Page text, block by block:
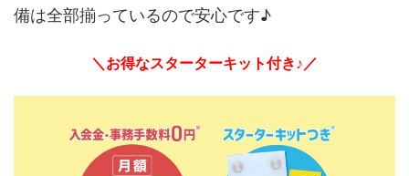
備は全部揃っているので安心です♪
＼お得なスターターキット付き♪／